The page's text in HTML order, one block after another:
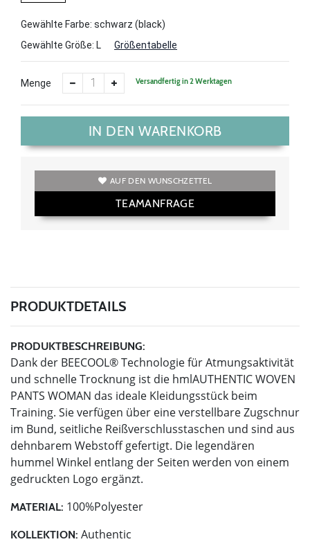
Gewählte Farbe: schwarz (black)
Gewählte Größe: L Größentabelle
Menge Versandfertig in 2 Werktagen
IN DEN WARENKORB
AUF DEN WUNSCHZETTEL
TEAMANFRAGE
PRODUKTDETAILS
PRODUKTBESCHREIBUNG:
Dank der BEECOOL® Technologie für Atmungsaktivität
und schnelle Trocknung ist die hmlAUTHENTIC WOVEN
PANTS WOMAN das ideale Kleidungsstück beim
Training. Sie verfügen über eine verstellbare Zugschnur
im Bund, seitliche Reißverschlusstaschen und sind aus
dehnbarem Webstoff gefertigt. Die legendären
hummel Winkel entlang der Seiten werden von einem
gedruckten Logo ergänzt.
MATERIAL: 100%Polyester
KOLLEKTION: Authentic